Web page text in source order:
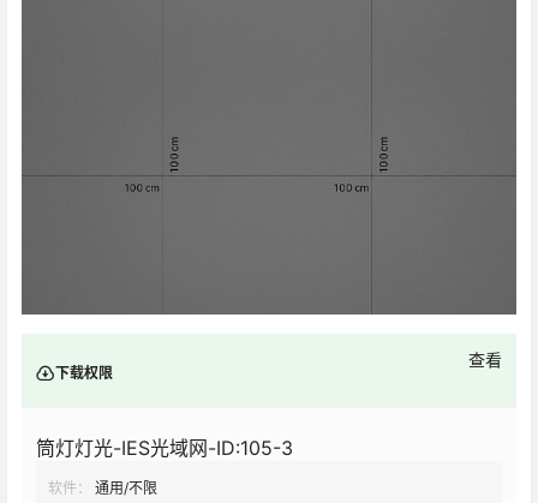
下载权限
查看
筒灯灯光-IES光域网-ID:105-3
软件：
通用/不限